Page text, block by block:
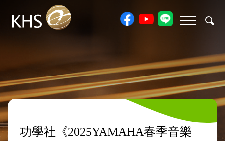
功學社《2025YAMAHA春季音樂